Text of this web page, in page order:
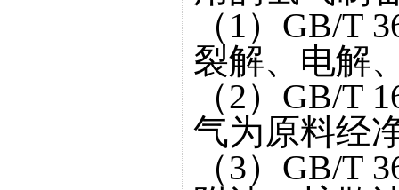
（1）GB/T
裂解、电解
（2）GB/T
气为原料经
（3）GB/T